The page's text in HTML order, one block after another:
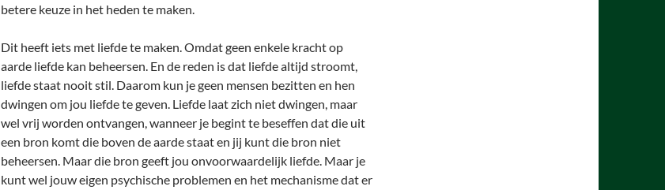
betere keuze in het heden te maken.
Dit heeft iets met liefde te maken. Omdat geen enkele kracht op
aarde liefde kan beheersen. En de reden is dat liefde altijd stroomt,
liefde staat nooit stil. Daarom kun je geen mensen bezitten en hen
dwingen om jou liefde te geven. Liefde laat zich niet dwingen, maar
wel vrij worden ontvangen, wanneer je begint te beseffen dat die uit
een bron komt die boven de aarde staat en jij kunt die bron niet
beheersen. Maar die bron geeft jou onvoorwaardelijk liefde. Maar je
kunt wel jouw eigen psychische problemen en het mechanisme dat er